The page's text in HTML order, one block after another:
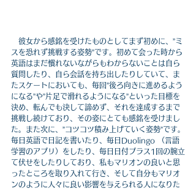
彼女から感銘を受けたものとしてまず初めに、”ミ
スを恐れず挑戦する姿勢”です。初めて会った時から
英語はまだ慣れないながらもわからないことは自ら
質問したり、自ら会話を持ち出したりしていて、ま
たスケートにおいても、毎回”後ろ向きに進めるよう
になる”や”片足で滑れるようになる”といった目標を
決め、転んでも決して諦めず、それを達成するまで
挑戦し続けており、その姿にとても感銘を受けまし
た。また次に、”コツコツ積み上げていく姿勢”です。
毎日英語で日記を書いたり、毎日Duolingo （言語
学習のアプリ）をしたり、毎日日付プラス1回の腕立
て伏せをしたりしており、私もマリオンの良いと思
ったところを取り入れて行き、そして自分もマリオ
ンのように人々に良い影響を与えられる人になりた